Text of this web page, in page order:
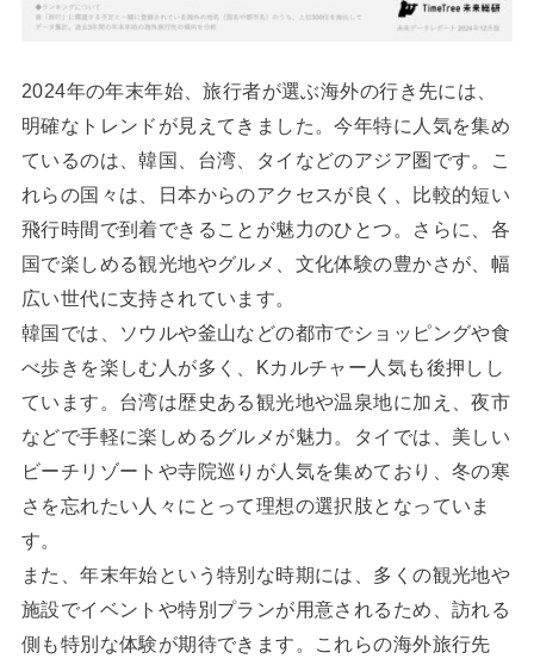
2024年の年末年始、旅行者が選ぶ海外の行き先には、
明確なトレンドが見えてきました。今年特に人気を集め
ているのは、韓国、台湾、タイなどのアジア圏です。こ
れらの国々は、日本からのアクセスが良く、比較的短い
飛行時間で到着できることが魅力のひとつ。さらに、各
国で楽しめる観光地やグルメ、文化体験の豊かさが、幅
広い世代に支持されています。
韓国では、ソウルや釜山などの都市でショッピングや食
べ歩きを楽しむ人が多く、Kカルチャー人気も後押しし
ています。台湾は歴史ある観光地や温泉地に加え、夜市
などで手軽に楽しめるグルメが魅力。タイでは、美しい
ビーチリゾートや寺院巡りが人気を集めており、冬の寒
さを忘れたい人々にとって理想の選択肢となっていま
す。
また、年末年始という特別な時期には、多くの観光地や
施設でイベントや特別プランが用意されるため、訪れる
側も特別な体験が期待できます。これらの海外旅行先